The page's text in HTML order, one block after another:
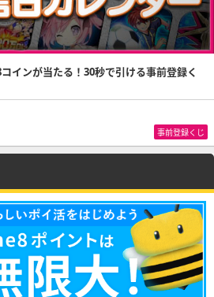
インが当たる！30秒で引ける事前登録く
事前登録くじ